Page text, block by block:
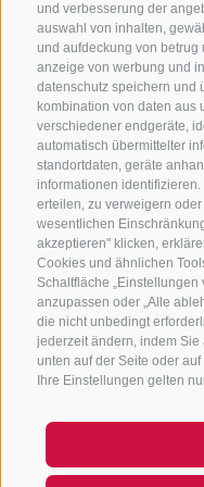
und verbesserung der
auswahl von inhalten,
und aufdeckung von
anzeige von werbung und
datenschutz speichern und
kombination von daten aus
verschiedener endgeräte,
automatisch übermittelter
standortdaten, geräte
informationen identifizieren.
erteilen, zu verweigern
wesentlichen
akzeptieren" klicken,
Cookies und ähnlichen
Schaltfläche „Einstellungen
anzupassen oder „Alle
die nicht unbedingt
jederzeit ändern, indem
unten auf der Seite oder
Ihre Einstellungen gelten
+39